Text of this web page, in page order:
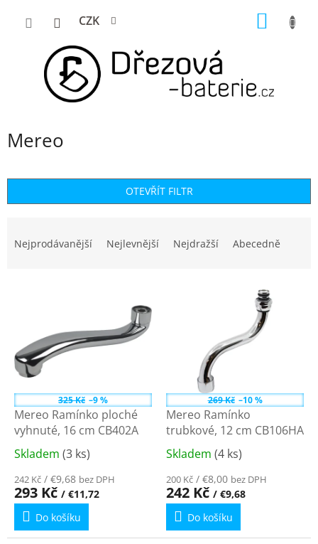
CZK
Mereo
OTEVŘÍT FILTR
d
ů
Nejprodávanější Nejlevnější Nejdražší Abecedně
p
o
u
325 Kč –9 %
Mereo Ramínko ploché
vyhnuté, 16 cm CB402A
Průměrné
hodnocení
produktu
je
5,0
z
Skladem (3 ks)
242 Kč / €9,68 bez DPH
293 Kč / €11,72
Do košíku
269 Kč –10 %
Mereo Ramínko
trubkové, 12 cm CB106HA
Průměrné
hodnocení
produktu
je
5,0
z
Skladem (4 ks)
200 Kč / €8,00 bez DPH
242 Kč / €9,68
Do košíku